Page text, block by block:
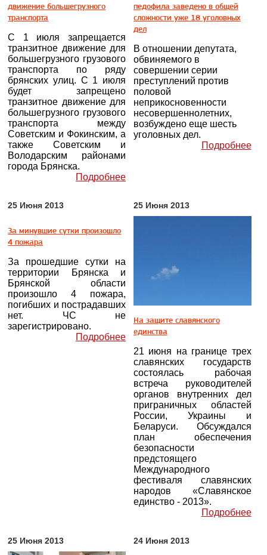
движение большегрузного
транспорта
С 1 июля запрещается
транзитное движение для
большегрузного грузового
транспорта по ряду
брянских улиц. С 1 июля
будет запрещено
транзитное движение для
большегрузного грузового
транспорта между
Советским и Фокинским, а
также Советским и
Володарским районами
города Брянска.
Подробнее
педофила заведено в общей
сложности уже 18 уголовных
дел
В отношении депутата,
обвиняемого в
совершении серии
преступлений против
половой
неприкосновенности
несовершеннолетних,
возбуждено еще шесть
уголовных дел.
Подробнее
25 Июня 2013
За минувшие сутки произошло
4 пожара
За прошедшие сутки на
территории Брянска и
Брянской области
произошло 4 пожара,
погибших и пострадавших
нет. ЧС не
зарегистрировано.
Подробнее
25 Июня 2013
На защите славянского
единства
21 июня на границе трех
славянских государств
состоялась рабочая
встреча руководителей
органов внутренних дел
приграничных областей
России, Украины и
Беларуси. Обсуждался
план обеспечения
безопасности
предстоящего
Международного
фестиваля славянских
народов «Славянское
единство - 2013».
Подробнее
25 Июня 2013 24 Июня 2013